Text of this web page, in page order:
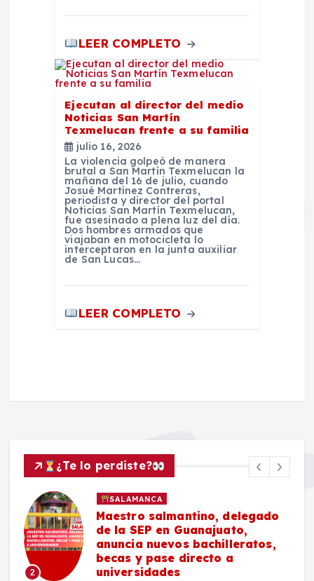
LEER COMPLETO
Ejecutan al director del medio
Noticias San Martín
Texmelucan frente a su familia
julio 16, 2026
La violencia golpeó de manera
brutal a San Martín Texmelucan la
mañana del 16 de julio, cuando
Josué Martínez Contreras,
periodista y director del portal
Noticias San Martín Texmelucan,
fue asesinado a plena luz del día.
Dos hombres armados que
viajaban en motocicleta lo
interceptaron en la junta auxiliar
de San Lucas…
LEER COMPLETO
¿Te lo perdiste?
2
SALAMANCA
Maestro salmantino, delegado
de la SEP en Guanajuato,
anuncia nuevos bachilleratos,
becas y pase directo a
universidades